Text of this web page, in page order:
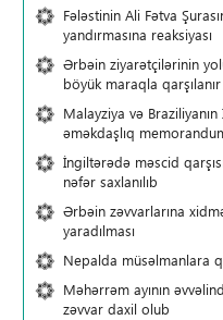
Fələstinin Ali Fətva
yandırmasına reaksiyası
Ərbəin ziyarətçilərinin
böyük maraqla qarşılanır
Malayziya və
əməkdaşlıq
İngiltərədə məscid
nəfər saxlanılıb
Ərbəin zəvvarlarına
yaradılması
Nepalda müsəlmanlara
Məhərrəm ayının
zəvvar daxil olub